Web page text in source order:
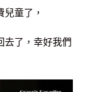
童了，
去了，幸好我們